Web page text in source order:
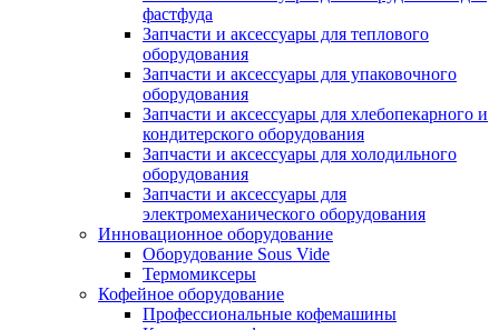
фастфуда
Запчасти и аксессуары для теплового
оборудования
Запчасти и аксессуары для упаковочного
оборудования
Запчасти и аксессуары для хлебопекарного и
кондитерского оборудования
Запчасти и аксессуары для холодильного
оборудования
Запчасти и аксессуары для
электромеханического оборудования
Инновационное оборудование
Оборудование Sous Vide
Термомиксеры
Кофейное оборудование
Профессиональные кофемашины